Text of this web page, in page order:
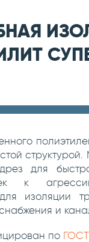
для
к
для изоляции
и
по